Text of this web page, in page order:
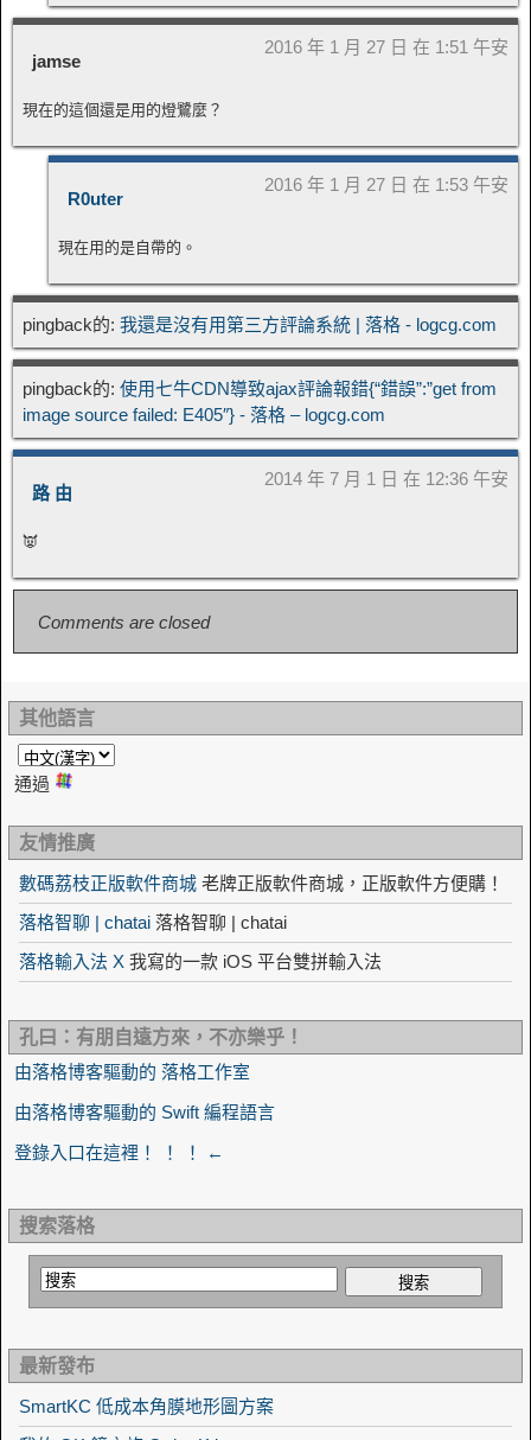
jamse
2016 年 1 月 27 日 在 1:51 午安
現在的這個還是用的燈鷺麼？
R0uter
2016 年 1 月 27 日 在 1:53 午安
現在用的是自帶的。
pingback的: 我還是沒有用第三方評論系統 | 落格 - logcg.com
pingback的: 使用七牛CDN導致ajax評論報錯{“錯誤”:”get from
image source failed: E405″} - 落格 – logcg.com
路 由
2014 年 7 月 1 日 在 12:36 午安
👿
Comments are closed
其他語言
通過
友情推廣
數碼荔枝正版軟件商城 老牌正版軟件商城，正版軟件方便購！
落格智聊 | chatai 落格智聊 | chatai
落格輸入法 X 我寫的一款 iOS 平台雙拼輸入法
孔曰：有朋自遠方來，不亦樂乎！
由落格博客驅動的 落格工作室
由落格博客驅動的 Swift 編程語言
登錄入口在這裡！ ！ ！ ←
搜索落格
最新發布
SmartKC 低成本角膜地形圖方案